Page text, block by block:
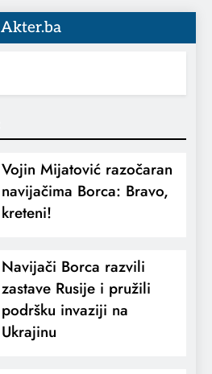
Akter.ba
Vojin Mijatović razočaran
navijačima Borca: Bravo,
kreteni!
Navijači Borca razvili
zastave Rusije i pružili
podršku invaziji na
Ukrajinu